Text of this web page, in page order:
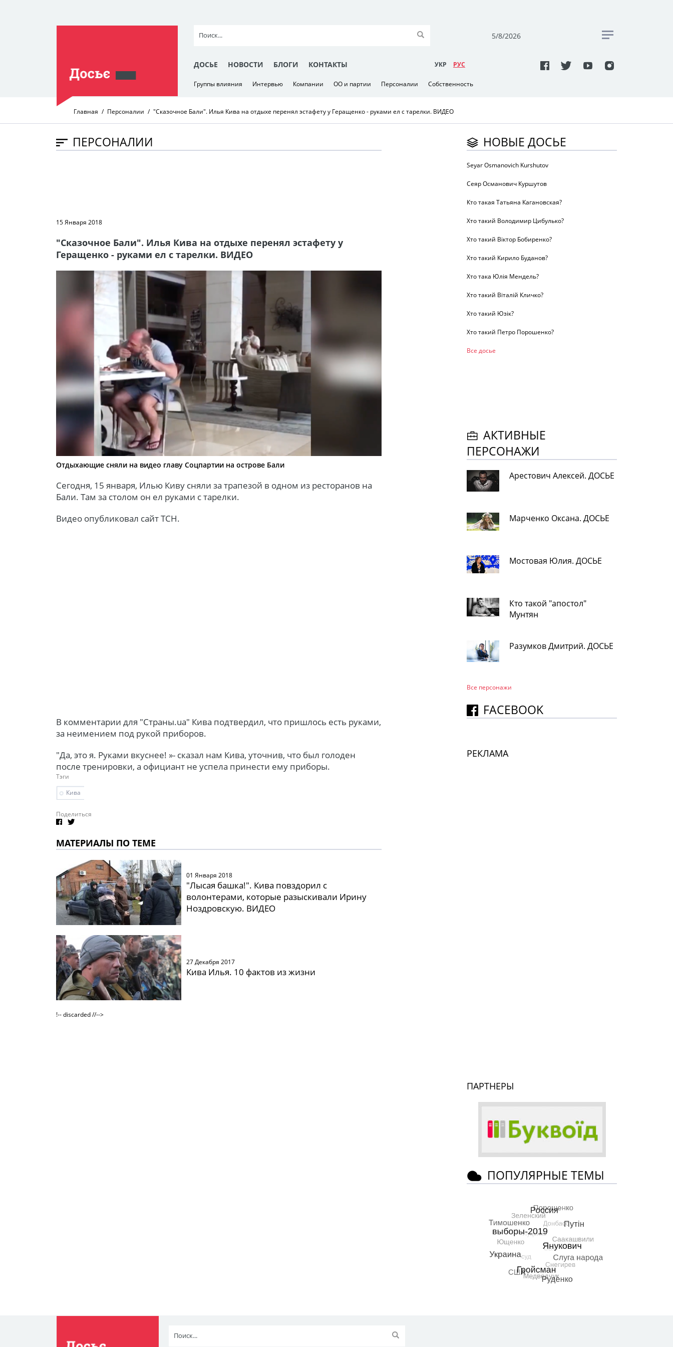
5/8/2026
ДОСЬЕ НОВОСТИ БЛОГИ КОНТАКТЫ УКР РУC
Группы влияния Интервью Компании ОО и партии Персоналии Собственность
Главная Персоналии "Сказочное Бали". Илья Кива на отдыхе перенял эстафету у Геращенко - руками ел с тарелки. ВИДЕО
ПЕРСОНАЛИИ
15 Января 2018
"Сказочное Бали". Илья Кива на отдыхе перенял эстафету у
Геращенко - руками ел с тарелки. ВИДЕО
Отдыхающие сняли на видео главу Соцпартии на острове Бали
Сегодня, 15 января, Илью Киву сняли за трапезой в одном из ресторанов на
Бали. Там за столом он ел руками с тарелки.
Видео опубликовал сайт ТСН.
В комментарии для "Страны.ua" Кива подтвердил, что пришлось есть руками,
за неимением под рукой приборов.
"Да, это я. Руками вкуснее! »- сказал нам Кива, уточнив, что был голоден
после тренировки, а официант не успела принести ему приборы.
Тэги
Кива
Поделиться
МАТЕРИАЛЫ ПО ТЕМЕ
01 Января 2018
"Лысая башка!". Кива повздорил с
волонтерами, которые разыскивали Ирину
Ноздровскую. ВИДЕО
27 Декабря 2017
Кива Илья. 10 фактов из жизни
!-- discarded //-->
НОВЫЕ ДОСЬЕ
Seyar Osmanovich Kurshutov
Сеяр Османович Куршутов
Кто такая Татьяна Кагановская?
Хто такий Володимир Цибулько?
Хто такий Віктор Бобиренко?
Хто такий Кирило Буданов?
Хто така Юлія Мендель?
Хто такий Віталій Кличко?
Хто такий Юзік?
Хто такий Петро Порошенко?
Все досье
АКТИВНЫЕ
ПЕРСОНАЖИ
Арестович Алексей. ДОСЬЕ
Марченко Оксана. ДОСЬЕ
Мостовая Юлия. ДОСЬЕ
Кто такой "апостол"
Мунтян
Разумков Дмитрий. ДОСЬЕ
Все персонажи
FACEBOOK
РЕКЛАМА
ПАРТНЕРЫ
ПОПУЛЯРНЫЕ ТЕМЫ